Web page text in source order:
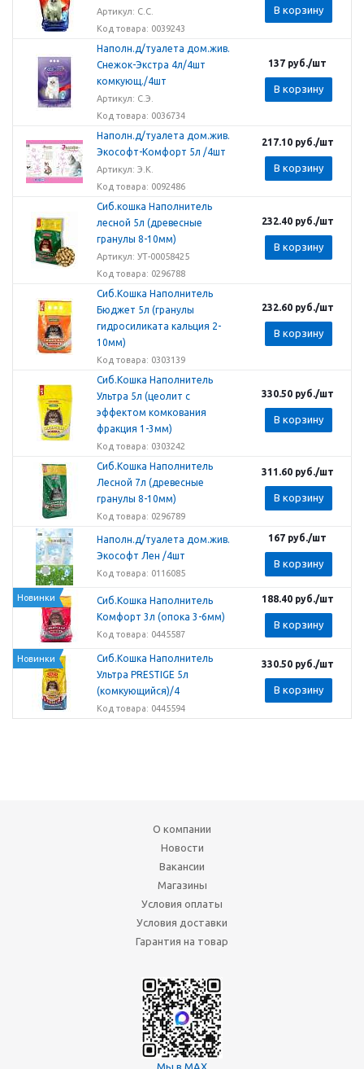
Артикул: С.С.
Код товара: 0039243
В корзину
Наполн.д/туалета дом.жив.
Снежок-Экстра 4л/4шт
комкующ./4шт
Артикул: С.Э.
Код товара: 0036734
137 руб./шт
В корзину
Наполн.д/туалета дом.жив.
Экософт-Комфорт 5л /4шт
Артикул: Э.К.
Код товара: 0092486
217.10руб./шт
В корзину
Сиб.кошка Наполнитель
лесной 5л (древесные
гранулы 8-10мм)
Артикул: УТ-00058425
Код товара: 0296788
232.40руб./шт
В корзину
Сиб.Кошка Наполнитель
Бюджет 5л (гранулы
гидросиликата кальция 2-
10мм)
Код товара: 0303139
232.60руб./шт
В корзину
Сиб.Кошка Наполнитель
Ультра 5л (цеолит с
эффектом комкования
фракция 1-3мм)
Код товара: 0303242
330.50руб./шт
В корзину
Сиб.Кошка Наполнитель
Лесной 7л (древесные
гранулы 8-10мм)
Код товара: 0296789
311.60руб./шт
В корзину
Наполн.д/туалета дом.жив.
Экософт Лен /4шт
Код товара: 0116085
167 руб./шт
В корзину
Новинки
Сиб.Кошка Наполнитель
Комфорт 3л (опока 3-6мм)
Код товара: 0445587
188.40руб./шт
В корзину
Новинки
Сиб.Кошка Наполнитель
Ультра PRESTIGE 5л
(комкующийся)/4
Код товара: 0445594
330.50руб./шт
В корзину
О компании
Новости
Вакансии
Магазины
Условия оплаты
Условия доставки
Гарантия на товар
Мы в MAX